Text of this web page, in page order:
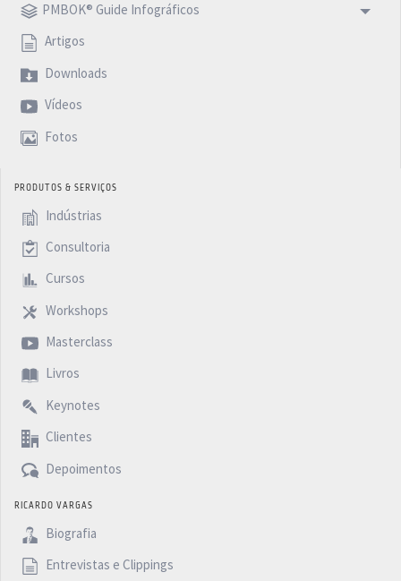
PMBOK® Guide Infográficos
Artigos
Downloads
Vídeos
Fotos
PRODUTOS & SERVIÇOS
Indústrias
Consultoria
Cursos
Workshops
Masterclass
Livros
Keynotes
Clientes
Depoimentos
RICARDO VARGAS
Biografia
Entrevistas e Clippings